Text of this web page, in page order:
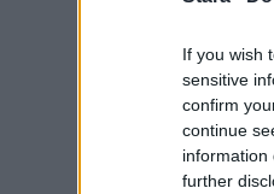
If you wish
sensitive
confirm
continue
information
further